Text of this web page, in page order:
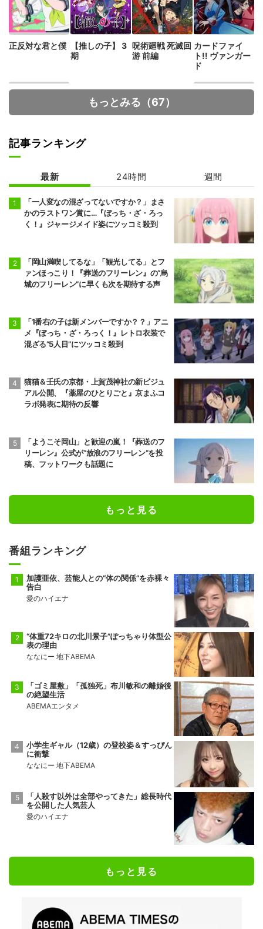
正反対な君と僕
【推しの子】 3
期
呪術廻戦 死滅回
游 前編
カードファイ
ト!! ヴァンガー
ド
ヴィジランテ -
僕のヒーローア
カデミア ILLEG
ALS- 第2期
拷問バイトくん
の日常
もっとみる（67）
記事ランキング
最新 24時間 週間
「一人変なの混ざってないですか？」まさ
かのラストワン賞に…『ぼっち・ざ・ろっ
く！』ジャージメイド姿にツッコミ殺到
「岡山満喫してるな」「観光してる」とフ
ァンほっこり！『葬送のフリーレン』の“烏
城のフリーレン”に早くも次を期待する声
「1番右の子は新メンバーですか？？」アニ
メ『ぼっち・ざ・ろっく！』レトロ衣装で
混ざる“5人目”にツッコミ殺到
猫猫＆壬氏の京都・上賀茂神社の新ビジュ
アル公開、『薬屋のひとりごと』京まふコ
ラボ発表に期待の反響
「ようこそ岡山」と歓迎の嵐！『葬送のフ
リーレン』公式が“放浪のフリーレン”を投
稿、フットワークも話題に
もっと見る
番組ランキング
加護亜依、芸能人との“体の関係”を赤裸々
告白
愛のハイエナ
“体重72キロの北川景子”ぽっちゃり体型公
表の理由
ななにー 地下ABEMA
「ゴミ屋敷」「孤独死」布川敏和の離婚後
の絶望生活
ABEMAエンタメ
小学生ギャル（12歳）の登校姿＆すっぴん
に衝撃
ななにー 地下ABEMA
「人殺す以外は全部やってきた」総長時代
を公開した人気芸人
愛のハイエナ
もっと見る